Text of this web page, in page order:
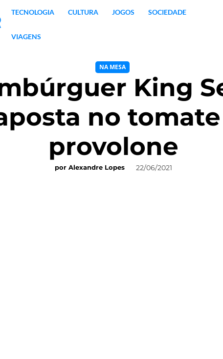
TECNOLOGIA CULTURA JOGOS SOCIEDADE
VIAGENS
NA MESA
King
no
provolone
por Alexandre Lopes 22/06/2021